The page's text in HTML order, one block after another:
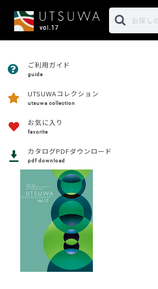
ご利用ガイド
guide
UTSUWAコレクション
utsuwa collection
お気に入り
favorite
カタログPDFダウンロード
pdf download